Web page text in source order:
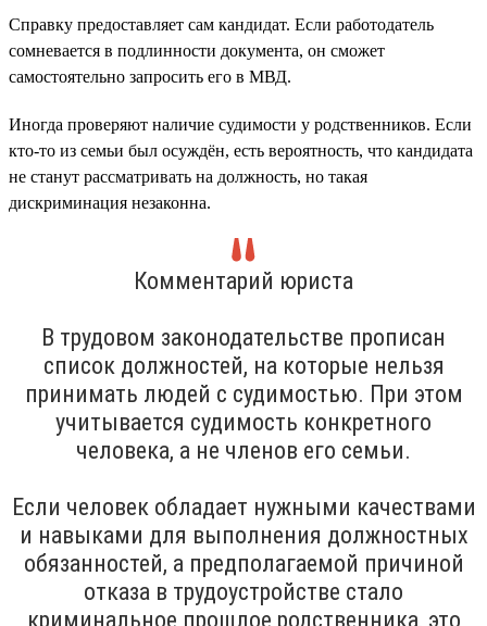
Справку предоставляет сам кандидат. Если работодатель
сомневается в подлинности документа, он сможет
самостоятельно запросить его в МВД.
Иногда проверяют наличие судимости у родственников. Если
кто-то из семьи был осуждён, есть вероятность, что кандидата
не станут рассматривать на должность, но такая
дискриминация незаконна.
Комментарий юриста
В трудовом законодательстве прописан
список должностей, на которые нельзя
принимать людей с судимостью. При этом
учитывается судимость конкретного
человека, а не членов его семьи.
Если человек обладает нужными качествами
и навыками для выполнения должностных
обязанностей, а предполагаемой причиной
отказа в трудоустройстве стало
криминальное прошлое родственника, это